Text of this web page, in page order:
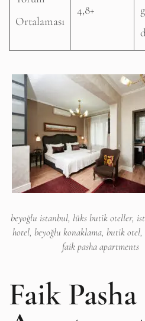
Ortalaması
4,8+
beyoğlu istanbul, lüks butik oteller,
hotel, beyoğlu konaklama, butik otel,
faik pasha apartments
Faik Pasha